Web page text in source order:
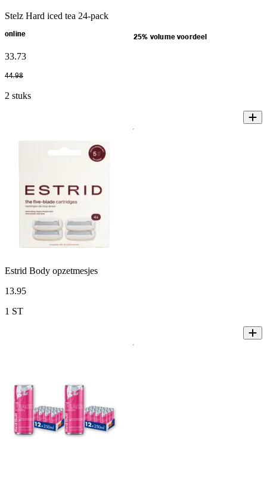
Stelz Hard iced tea 24-pack
online 25% volume voordeel
33.73
44.98
2 stuks
Estrid Body opzetmesjes
13.95
1 ST